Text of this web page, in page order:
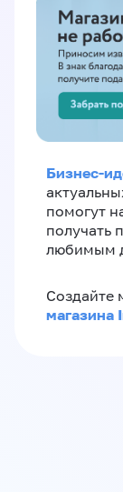
Бизнес-
помогут
получать
любимым
Создайте
магазина